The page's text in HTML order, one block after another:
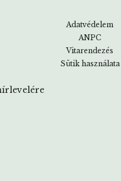
Adatvédelem
ANPC
Vitarendezés
Sütik használata